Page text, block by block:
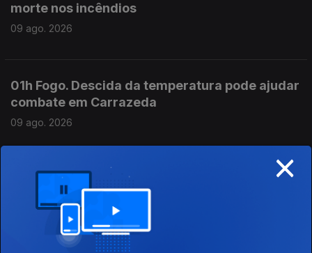
morte nos incêndios
09 ago. 2026
01h Fogo. Descida da temperatura pode ajudar
combate em Carrazeda
09 ago. 2026
00h Difícil acesso aos fogos complica
combate em Carrazeda
09 ago. 2026
×